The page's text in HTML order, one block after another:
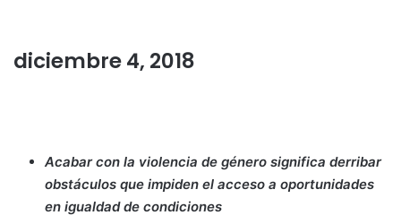
diciembre 4, 2018
Acabar con la violencia de género significa derribar
obstáculos que impiden el acceso a oportunidades
en igualdad de condiciones